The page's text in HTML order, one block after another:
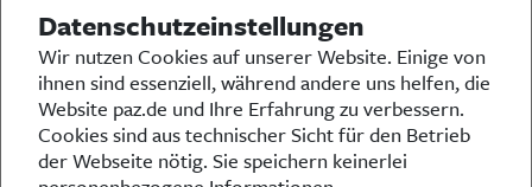
Die Preußische Allgemeine Zeitung (PAZ) ist eine einzigartige Stimme
in der deutschen Medienlandschaft. Woche für Woche berichtet sie
über das aktuelle Zeitgeschehen in Politik, Kultur und Wirtschaft und
bezieht zu den grundlegenden Entwicklungen unserer Gesellschaft
Stellung. In ihrer Arbeit fühlt sich die Redaktion dem traditionellen
preußischen Wertekanon verpflichtet: Das alte Preußen stand und
steht für religiöse und weltanschauliche Toleranz, für Heimatliebe
Datenschutzeinstellungen
Wir nutzen Cookies auf unserer Website. Einige von
ihnen sind essenziell, während andere uns helfen, die
Website paz.de und Ihre Erfahrung zu verbessern.
Cookies sind aus technischer Sicht für den Betrieb
der Webseite nötig. Sie speichern keinerlei